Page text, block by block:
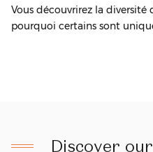
Vous découvrirez la
pourquoi certains sont
Discover